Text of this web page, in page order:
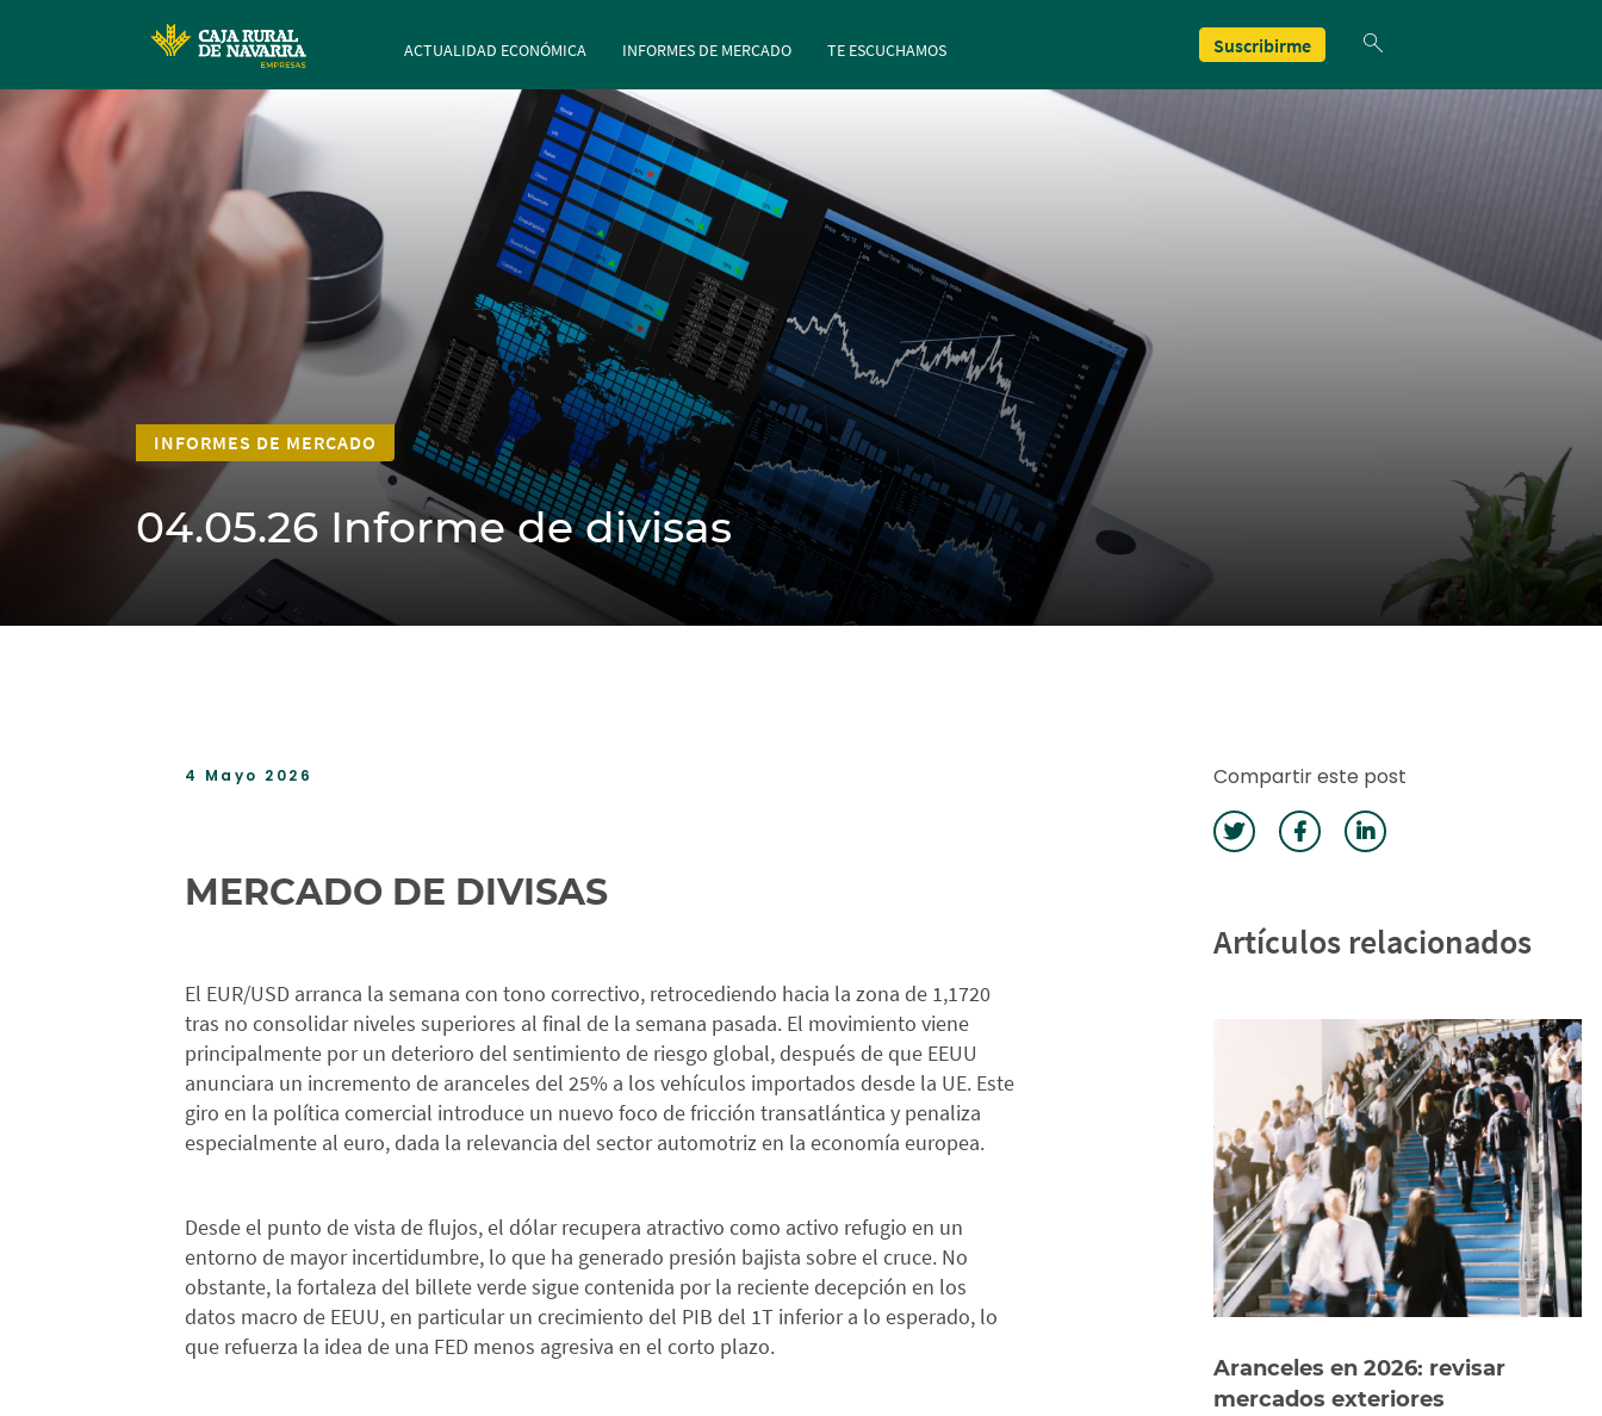
ACTUALIDAD ECONÓMICA INFORMES DE MERCADO TE ESCUCHAMOS Suscribirme
INFORMES DE MERCADO
04.05.26 Informe de divisas
4 Mayo 2026
MERCADO DE DIVISAS
El EUR/USD arranca la semana con tono correctivo, retrocediendo hacia la zona de 1,1720
tras no consolidar niveles superiores al final de la semana pasada. El movimiento viene
principalmente por un deterioro del sentimiento de riesgo global, después de que EEUU
anunciara un incremento de aranceles del 25% a los vehículos importados desde la UE. Este
giro en la política comercial introduce un nuevo foco de fricción transatlántica y penaliza
especialmente al euro, dada la relevancia del sector automotriz en la economía europea.
Desde el punto de vista de flujos, el dólar recupera atractivo como activo refugio en un
entorno de mayor incertidumbre, lo que ha generado presión bajista sobre el cruce. No
obstante, la fortaleza del billete verde sigue contenida por la reciente decepción en los
datos macro de EEUU, en particular un crecimiento del PIB del 1T inferior a lo esperado, lo
que refuerza la idea de una FED menos agresiva en el corto plazo.
Compartir este post
Artículos relacionados
Aranceles en 2026: revisar
mercados exteriores